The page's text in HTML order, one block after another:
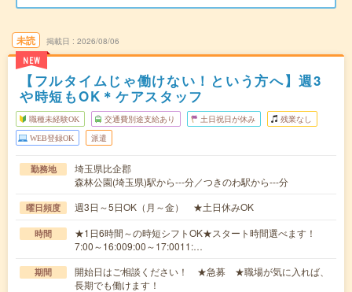
未読
NEW
掲載日 2026/08/06
【フルタイムじゃ働けない！という方へ】週3
や時短もOK＊ケアスタッフ
職種未経験OK 交通費別途支給あり 土日祝日が休み 残業なし
WEB登録OK 派遣
勤務地
埼玉県比企郡
森林公園(埼玉県)駅から---分／つきのわ駅から---分
曜日頻度 週3日～5日OK（月～金） ★土日休みOK
時間
★1日6時間～の時短シフトOK★スタート時間選べます！
7:00～16:009:00～17:0011:…
期間
開始日はご相談ください！ ★急募 ★職場が気に入れば、
長期でも働けます！